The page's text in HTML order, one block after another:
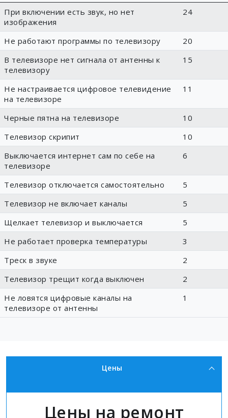
При включении есть звук, но нет
изображения
24
Не работают программы по телевизору
20
В телевизоре нет сигнала от антенны к
телевизору
15
Не настраивается цифровое телевидение
на телевизоре
11
Черные пятна на телевизоре
10
Телевизор скрипит
10
Выключается интернет сам по себе на
телевизоре
6
Телевизор отключается самостоятельно
5
Телевизор не включает каналы
5
Щелкает телевизор и выключается
5
Не работает проверка температуры
3
Треск в звуке
2
Телевизор трещит когда выключен
2
Не ловятся цифровые каналы на
телевизоре от антенны
1
Цены
Цены на ремонт